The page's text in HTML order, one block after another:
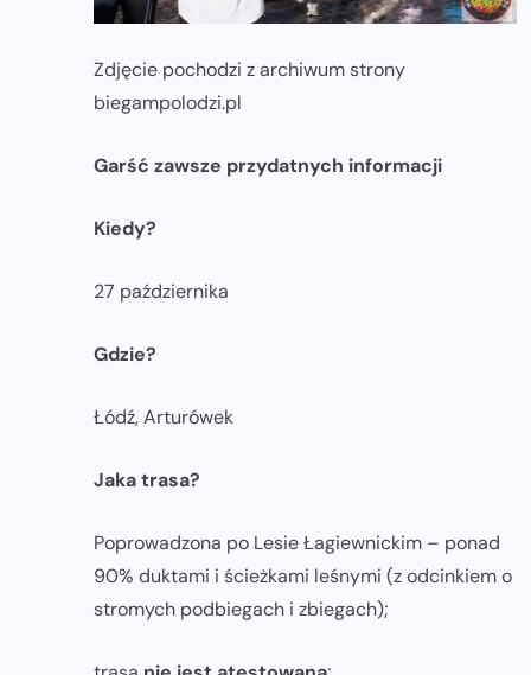
Zdjęcie pochodzi z archiwum strony
biegampolodzi.pl
Garść zawsze przydatnych informacji
Kiedy?
27 października
Gdzie?
Łódź, Arturówek
Jaka trasa?
Poprowadzona po Lesie Łagiewnickim – ponad
90% duktami i ścieżkami leśnymi (z odcinkiem o
stromych podbiegach i zbiegach);